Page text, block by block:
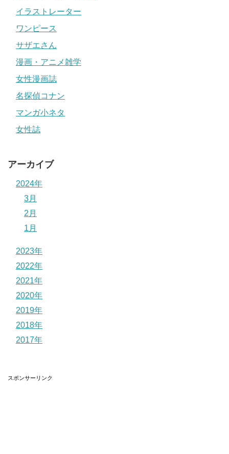
イラストレーター
ワンピース
サザエさん
漫画・アニメ雑学
女性漫画誌
名探偵コナン
マンガ小ネタ
女性誌
アーカイブ
2024年
3月
2月
1月
2023年
2022年
2021年
2020年
2019年
2018年
2017年
スポンサーリンク